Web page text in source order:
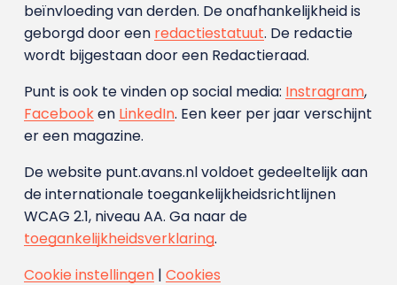
beïnvloeding van derden. De onafhankelijkheid is
geborgd door een redactiestatuut. De redactie
wordt bijgestaan door een Redactieraad.
Punt is ook te vinden op social media: Instragram,
Facebooken LinkedIn. Een keer per jaar verschijnt
er een magazine.
De website punt.avans.nl voldoet gedeeltelijk aan
de internationale toegankelijkheidsrichtlijnen
WCAG 2.1, niveau AA. Ga naar de
toegankelijkheidsverklaring.
Cookie instellingen| Cookies